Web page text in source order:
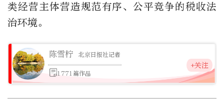
类经营主体营造规范有序、公平竞争的税收法
治环境。
陈雪柠 北京日报社记者
1771篇作品
+关注